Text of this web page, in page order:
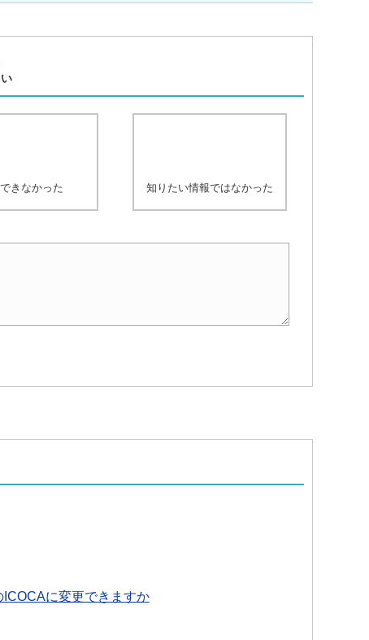
きなかった 知りたい情報ではなかった
に変更できますか